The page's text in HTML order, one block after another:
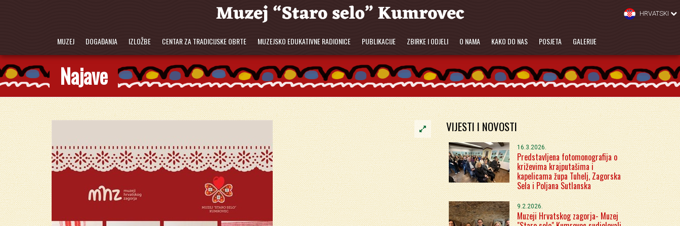
MUZEJ DOGAĐANJA IZLOŽBE CENTAR ZA TRADICIJSKE OBRTE MUZEJSKO EDUKATIVNE RADIONICE PUBLIKACIJE ZBIRKE I ODJELI O NAMA KAKO DO NAS POSJETA GALERIJE
HRVATSKI
Najave
VIJESTI I NOVOSTI
16.3.2026.
Predstavljena fotomonografija o
križevima krajputašima i
kapelicama župa Tuhelj, Zagorska
Sela i Poljana Sutlanska
9.2.2026.
Muzeji Hrvatskog zagorja- Muzej